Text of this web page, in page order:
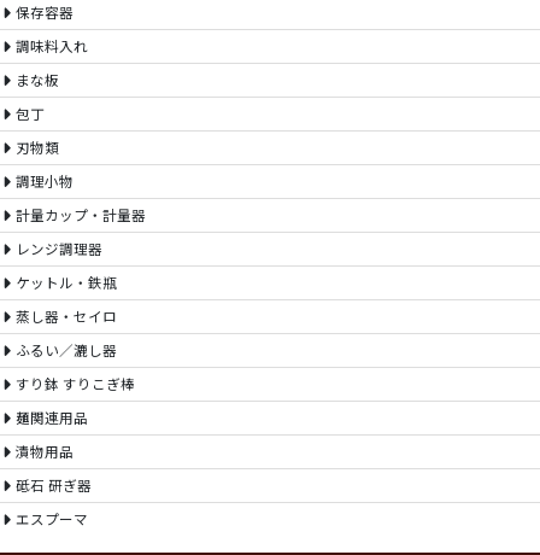
保存容器
調味料入れ
まな板
包丁
刃物類
調理小物
計量カップ・計量器
レンジ調理器
ケットル・鉄瓶
蒸し器・セイロ
ふるい／漉し器
すり鉢 すりこぎ棒
麺関連用品
漬物用品
砥石 研ぎ器
エスプーマ